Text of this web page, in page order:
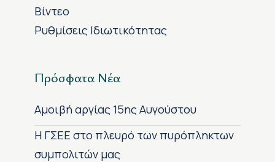
Βίντεο
Ρυθμίσεις Ιδιωτικότητας
Πρόσφατα Νέα
Αμοιβή αργίας 15ης Αυγούστου
H ΓΣΕΕ στο πλευρό των πυρόπληκτων
συμπολιτών μας